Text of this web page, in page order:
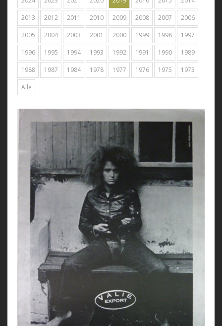
2013 2012 2011 2010 2009 2008 2007 2006
2005 2004 2003 2001 2000 1999 1998 1997
1996 1995 1994 1993 1992 1991 1990 1989
1988 1987 1984 1978 1977 1976 1975 1973
Alle